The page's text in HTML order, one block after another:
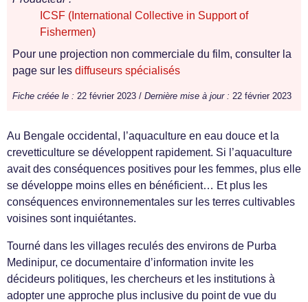
ICSF (International Collective in Support of
Fishermen)
Pour une projection non commerciale du film, consulter la
page sur les diffuseurs spécialisés
Fiche créée le : 22 février 2023 / Dernière mise à jour : 22 février 2023
Au Bengale occidental, l’aquaculture en eau douce et la
crevetticulture se développent rapidement. Si l’aquaculture
avait des conséquences positives pour les femmes, plus elle
se développe moins elles en bénéficient… Et plus les
conséquences environnementales sur les terres cultivables
voisines sont inquiétantes.
Tourné dans les villages reculés des environs de Purba
Medinipur, ce documentaire d’information invite les
décideurs politiques, les chercheurs et les institutions à
adopter une approche plus inclusive du point de vue du